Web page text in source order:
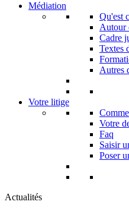
Médiation
Qu'est
Autour
Cadre
Textes
Autres
Votre litige
Votre
Faq
Saisir
Poser
Actualités